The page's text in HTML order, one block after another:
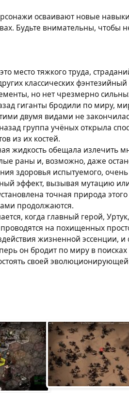
осваивают новые
Будьте внимательны, чтобы
место тяжкого труда,
классических
но нет чрезмерно
гиганты бродили по миру,
двумя видами не
группа учёных открыла
из их костей.
жидкость обещала излечить
раны и, возможно, даже
здоровья испытуемого,
эффект, вызывая мутацию
точная природа
продолжаются.
когда главный герой,
на похищенных
жизненной эссенции,
он бродит по миру в
своей